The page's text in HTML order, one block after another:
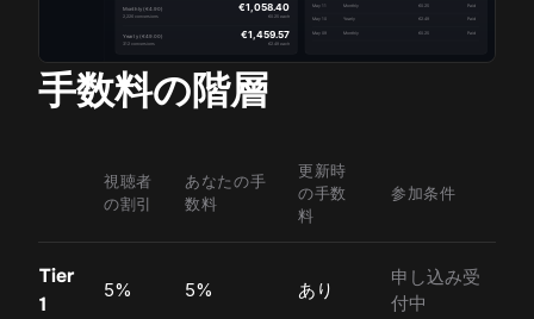
手数料の階層
視聴者
の割引
あなたの手
数料
更新時
の手数
料
参加条件
Tier
1
5% 5% あり
申し込み受
付中